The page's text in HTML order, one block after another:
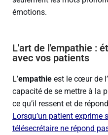
émotions.
L'art de l'empathie :
avec vos patients
L’empathie est le cœur de
capacité de se mettre à la
ce qu’il ressent et de
Lorsqu’un patient exprime
télésecrétaire ne répond